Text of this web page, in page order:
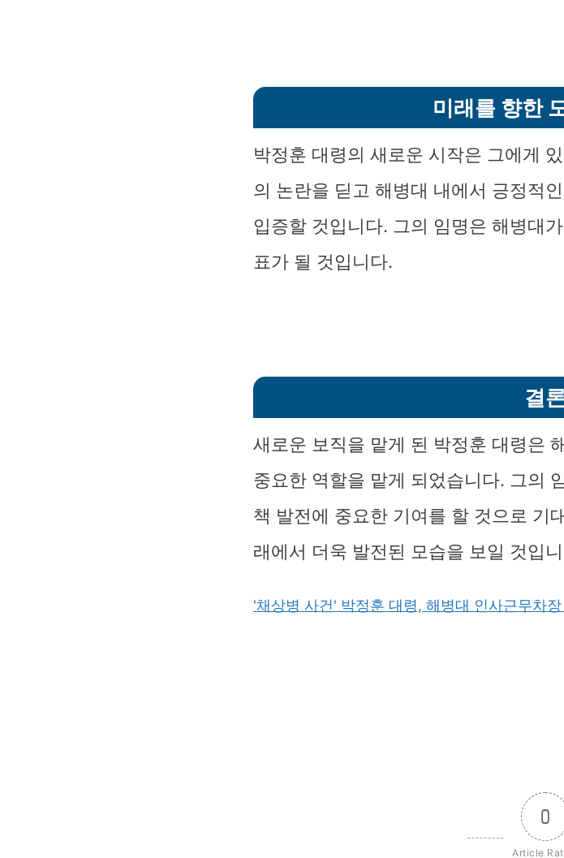
미래를 향한
박정훈 대령의 새로운 시작은 그에게
의 논란을 딛고 해병대 내에서 긍정적
입증할 것입니다. 그의 임명은 해병대
표가 될 것입니다.
결
새로운 보직을 맡게 된 박정훈 대령은
중요한 역할을 맡게 되었습니다. 그의
책 발전에 중요한 기여를 할 것으로 기
래에서 더욱 발전된 모습을 보일 것입
'채상병 사건' 박정훈 대령, 해병대 인사근무차
0
Article